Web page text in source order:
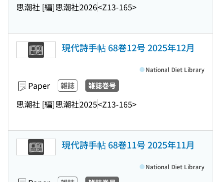
思潮社 [編]思潮社2026<Z13-165>
現代詩手帖 68巻12号 2025年12月
Paper 雑誌 雑誌巻号
思潮社 [編]思潮社2025<Z13-165>
National Diet Library
現代詩手帖 68巻11号 2025年11月
National Diet Library